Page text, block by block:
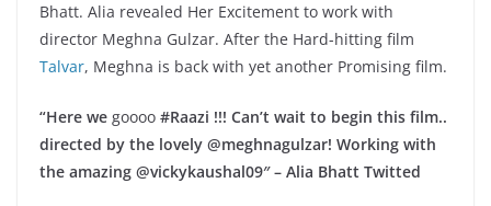
Bhatt. Alia revealed Her Excitement to work with
director Meghna Gulzar. After the Hard-hitting film
Talvar, Meghna is back with yet another Promising film.
“Here we goooo #Raazi !!! Can’t wait to begin this film..
directed by the lovely @meghnagulzar! Working with
the amazing @vickykaushal09″ – Alia Bhatt Twitted